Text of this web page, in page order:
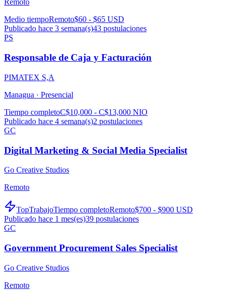
Remoto
Medio tiempoRemoto$60 - $65 USD
Publicado hace 3 semana(s)43 postulaciones
PS
Responsable de Caja y Facturación
PIMATEX S,A
Managua · Presencial
Tiempo completoC$10,000 - C$13,000 NIO
Publicado hace 4 semana(s)2 postulaciones
GC
Digital Marketing & Social Media Specialist
Go Creative Studios
Remoto
TopTrabajoTiempo completoRemoto$700 - $900 USD
Publicado hace 1 mes(es)39 postulaciones
GC
Government Procurement Sales Specialist
Go Creative Studios
Remoto